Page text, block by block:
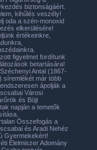
biztonságáért.
kihűlés veszély!
oda a szén-monoxid
elkerülésére!
értékeinkre,
figyelmet fordítunk
betartására!
Antal (1867-
síremlékét már több
ápolják a
Városi
és Böjt
napján a temetők
Összefogás a
és Aradi Nehéz
Gyermekekért!
Élelmiszer Adomány